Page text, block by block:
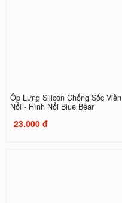
Ốp Lưng Silicon Chống Sốc Viền
Nổi - Hình Nổi Blue Bear
23.000 đ